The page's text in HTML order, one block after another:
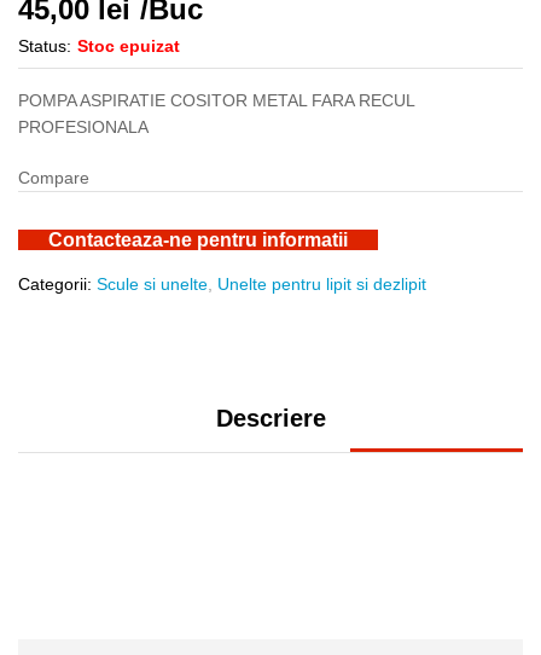
45,00 lei /Buc
Status: Stoc epuizat
POMPA ASPIRATIE COSITOR METAL FARA RECUL
PROFESIONALA
Compare
Contacteaza-ne pentru informatii
Categorii: Scule si unelte Unelte pentru lipit si dezlipit
Descriere